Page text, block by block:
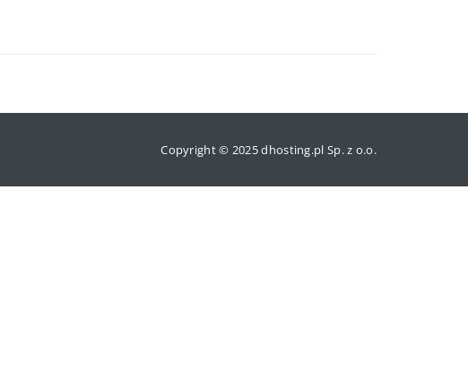
Copyright © 2025 dhosting.pl Sp. z o.o.